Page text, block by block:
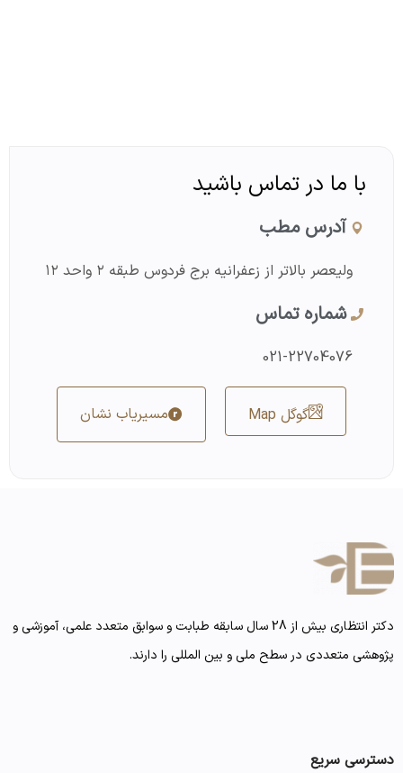
با ما در تماس باشید
آدرس مطب
ولیعصر بالاتر از زعفرانیه برج فردوس طبقه ۲ واحد ۱۲
شماره تماس
021-22704076
گوگل Map مسیریاب نشان
دکتر انتظاری بیش از 28 سال سابقه طبابت و سوابق متعدد علمی، آموزشی و
پژوهشی متعددی در سطح ملی و بین المللی را دارند.
دسترسی سریع